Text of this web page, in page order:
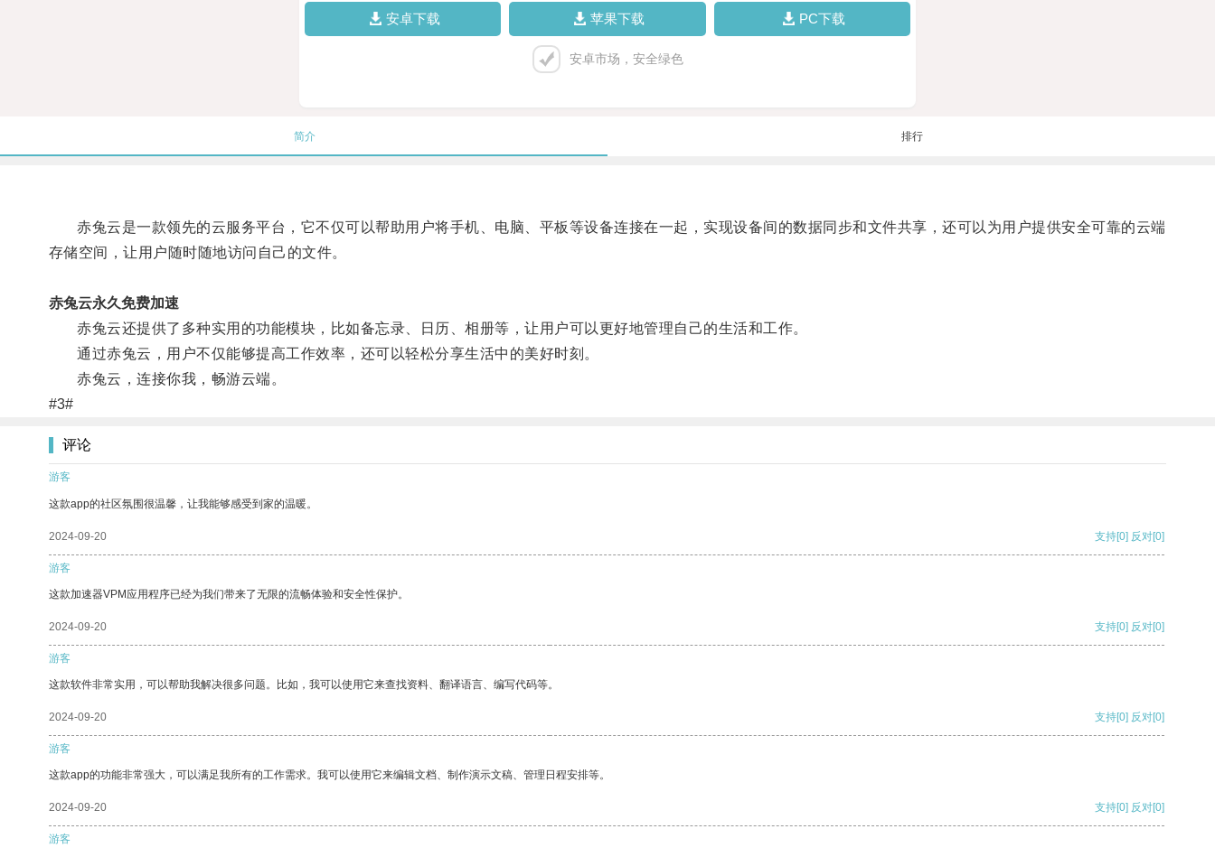
安卓下载 苹果下载 PC下载
安卓市场，安全绿色
简介 排行
赤兔云是一款领先的云服务平台，它不仅可以帮助用户将手机、电脑、平板等设备连接在一起，实现设备间的数据同步和文件共享，还可以为用户提供安全可靠的云端
存储空间，让用户随时随地访问自己的文件。
赤兔云永久免费加速
赤兔云还提供了多种实用的功能模块，比如备忘录、日历、相册等，让用户可以更好地管理自己的生活和工作。
通过赤兔云，用户不仅能够提高工作效率，还可以轻松分享生活中的美好时刻。
赤兔云，连接你我，畅游云端。
#3#
评论
游客
这款app的社区氛围很温馨，让我能够感受到家的温暖。
2024-09-20 支持[0] 反对[0]
游客
这款加速器VPM应用程序已经为我们带来了无限的流畅体验和安全性保护。
2024-09-20 支持[0] 反对[0]
游客
这款软件非常实用，可以帮助我解决很多问题。比如，我可以使用它来查找资料、翻译语言、编写代码等。
2024-09-20 支持[0] 反对[0]
游客
这款app的功能非常强大，可以满足我所有的工作需求。我可以使用它来编辑文档、制作演示文稿、管理日程安排等。
2024-09-20 支持[0] 反对[0]
游客